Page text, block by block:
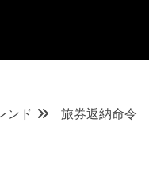
ンド 旅券返納命令